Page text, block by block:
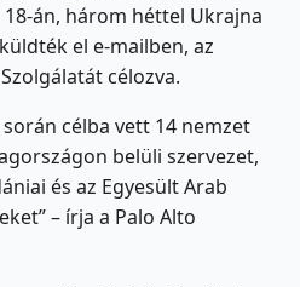
án, három héttel Ukrajna
el e-mailben, az
célozva.
célba vett 14 nemzet
belüli szervezet,
és az Egyesült Arab
– írja a Palo Alto